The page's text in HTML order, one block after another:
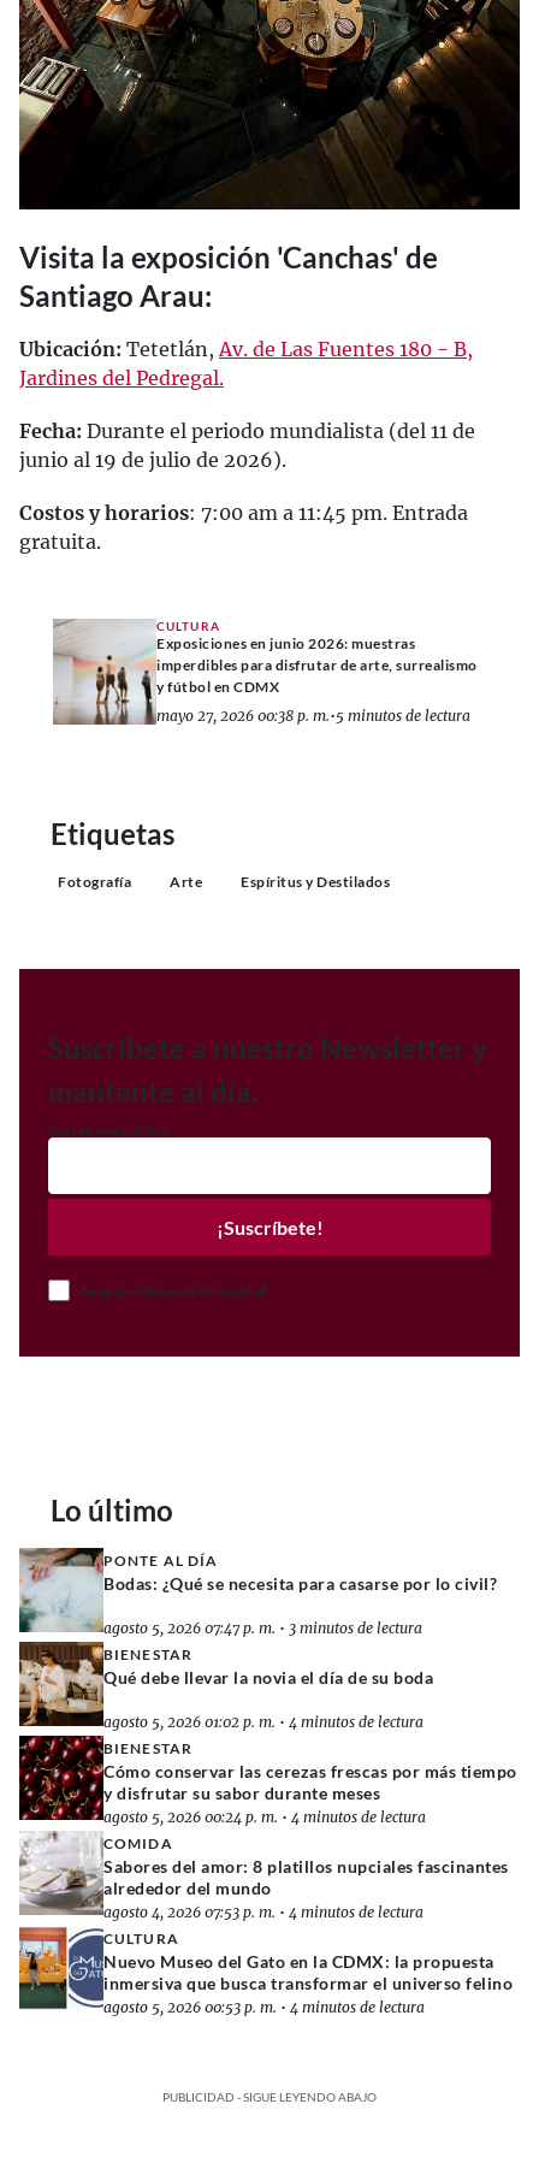
Visita la exposición 'Canchas' de
Santiago Arau:
Ubicación: Tetetlán,Av. de Las Fuentes 180 - B,
Jardines del Pedregal.
Fecha: Durante el periodo mundialista (del 11 de
junio al 19 de julio de 2026).
Costos y horarios: 7:00 am a 11:45 pm. Entrada
gratuita.
CULTURA
Exposiciones en junio 2026: muestras
imperdibles para disfrutar de arte, surrealismo
y fútbol en CDMX
mayo 27, 2026 00:38 p. m.•5 minutos de lectura
Etiquetas
Fotografía Arte Espíritus y Destilados
Suscríbete a nuestro Newsletter y
mantente al día.
Correo electrónico
¡Suscríbete!
Acepto el Aviso de Privacidad
Lo último
PONTE AL DÍA
Bodas: ¿Qué se necesita para casarse por lo civil?
agosto 5, 2026 07:47 p. m. • 3 minutos de lectura
BIENESTAR
Qué debe llevar la novia el día de su boda
agosto 5, 2026 01:02 p. m. • 4 minutos de lectura
BIENESTAR
Cómo conservar las cerezas frescas por más tiempo
y disfrutar su sabor durante meses
agosto 5, 2026 00:24 p. m. • 4 minutos de lectura
COMIDA
Sabores del amor: 8 platillos nupciales fascinantes
alrededor del mundo
agosto 4, 2026 07:53 p. m. • 4 minutos de lectura
CULTURA
Nuevo Museo del Gato en la CDMX: la propuesta
inmersiva que busca transformar el universo felino
agosto 5, 2026 00:53 p. m. • 4 minutos de lectura
PUBLICIDAD - SIGUE LEYENDO ABAJO